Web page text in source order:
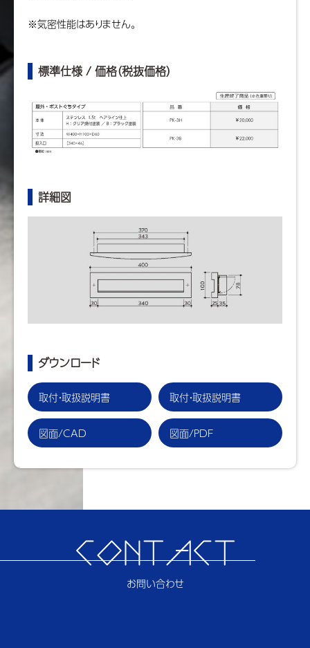
※気密性能はありません。
標準仕様 / 価格（税抜価格）
詳細図
ダウンロード
取付・取扱説明書 取付・取扱説明書
図面/CAD 図面/PDF
CONTACT
お問い合わせ